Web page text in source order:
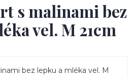
s malinami bez
vel. M 21cm